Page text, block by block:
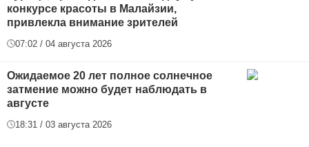
конкурсе красоты в Малайзии,
привлекла внимание зрителей
07:02 / 04 августа 2026
Ожидаемое 20 лет полное солнечное
затмение можно будет наблюдать в
августе
18:31 / 03 августа 2026